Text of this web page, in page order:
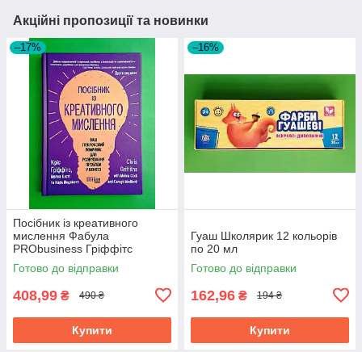
Акційні пропозиції та новинки
–17%
Посібник із креативного
мислення Фабула
PRObusiness Гріффітс
фіолетова
Готово до відправки
408,99 ₴ 490 ₴
Купити
–16%
Гуаш Школярик 12 кольорів
по 20 мл
Готово до відправки
162,96 ₴ 194 ₴
Купити